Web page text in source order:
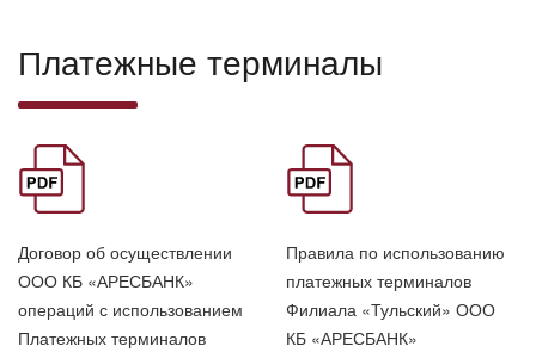
Платежные терминалы
Договор об осуществлении
ООО КБ «АРЕСБАНК»
операций с использованием
Платежных терминалов
Правила по использованию
платежных терминалов
Филиала «Тульский» ООО
КБ «АРЕСБАНК»